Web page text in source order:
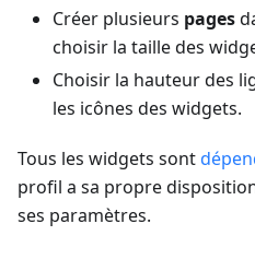
Créer plusieurs pages
choisir la taille des
Choisir la hauteur des
les icônes des widgets.
Tous les widgets sont
profil a sa propre
ses paramètres.